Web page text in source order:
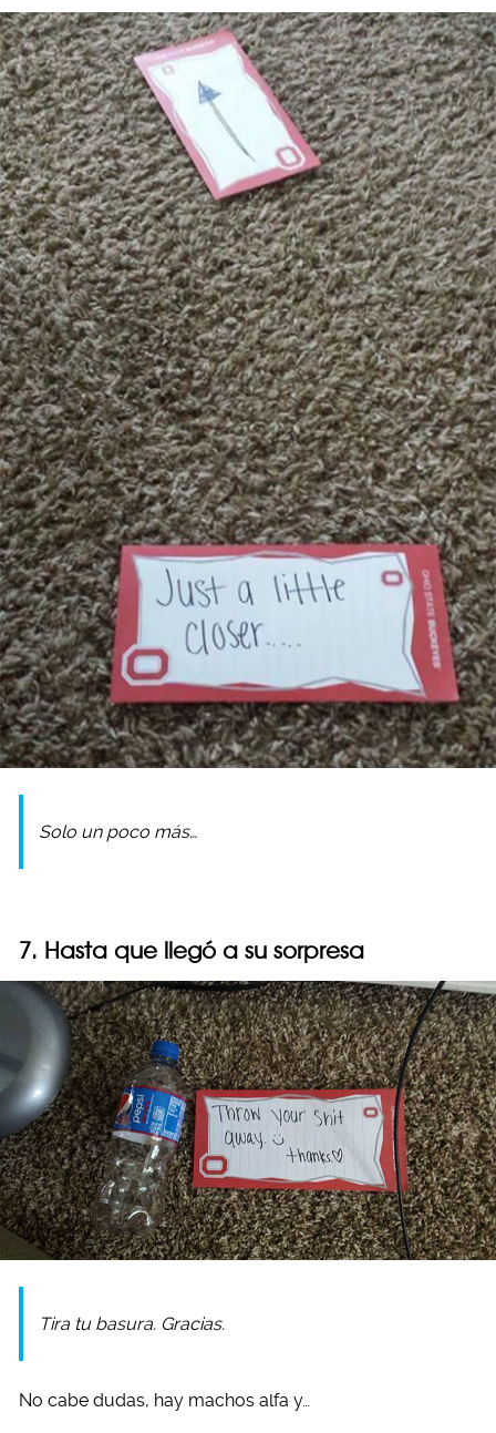
Solo un poco más…
7. Hasta que llegó a su sorpresa
Tira tu basura. Gracias.
No cabe dudas, hay machos alfa y…